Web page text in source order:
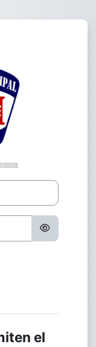
a Web
el